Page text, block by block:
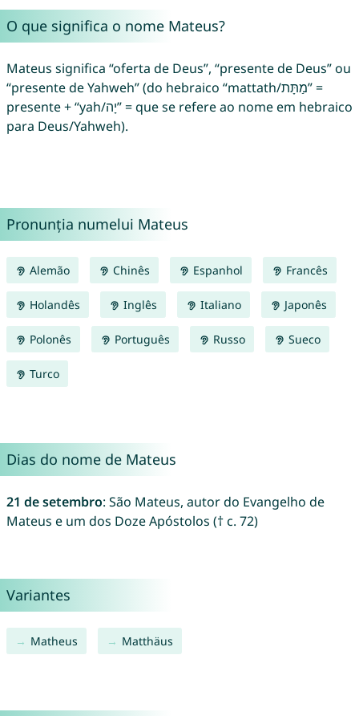
O que significa o nome Mateus?
Mateus significa “oferta de Deus”, “presente de Deus” ou
“presente de Yahweh” (do hebraico “mattath/מַתָּת” =
presente + “yah/יָה” = que se refere ao nome em hebraico
para Deus/Yahweh).
Pronunția numelui Mateus
Alemão Chinês Espanhol Francês
Holandês Inglês Italiano Japonês
Polonês Português Russo Sueco
Turco
Dias do nome de Mateus
21 de setembro: São Mateus, autor do Evangelho de
Mateus e um dos Doze Apóstolos († c. 72)
Variantes
Matheus Matthäus